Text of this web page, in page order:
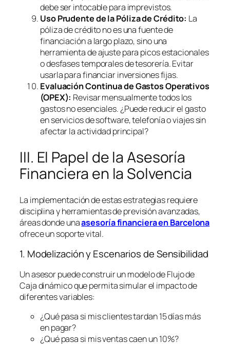
debe ser intocable para imprevistos.
Uso Prudente de la Póliza de Crédito: La
póliza de crédito no es una fuente de
financiación a largo plazo, sino una
herramienta de ajuste para picos estacionales
o desfases temporales de tesorería. Evitar
usarla para financiar inversiones fijas.
Evaluación Continua de Gastos Operativos
(OPEX): Revisar mensualmente todos los
gastos no esenciales. ¿Puede reducir el gasto
en servicios desoftware, telefonía o viajes sin
afectar la actividad principal?
III. El Papel de la Asesoría
Financiera en la Solvencia
La implementación de estas estrategias requiere
disciplina y herramientas de previsión avanzadas,
áreas donde unaasesoría financiera en Barcelona
ofrece un soporte vital.
1. Modelización y Escenarios de Sensibilidad
Un asesor puede construir un modelo de Flujo de
Caja dinámico que permita simular el impacto de
diferentes variables:
¿Qué pasa si mis clientes tardan 15 días más
en pagar?
¿Qué pasa si mis ventas caen un 10%?